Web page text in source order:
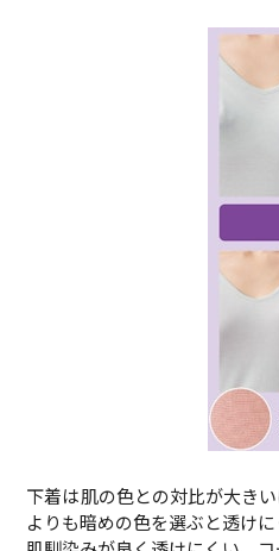
下着は肌の色との対比が大き
よりも暗めの色を選ぶと透けに